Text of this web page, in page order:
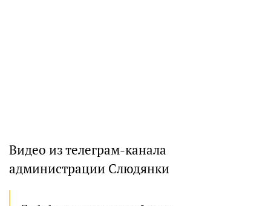
Видео из телеграм-канала
администрации Слюдянки